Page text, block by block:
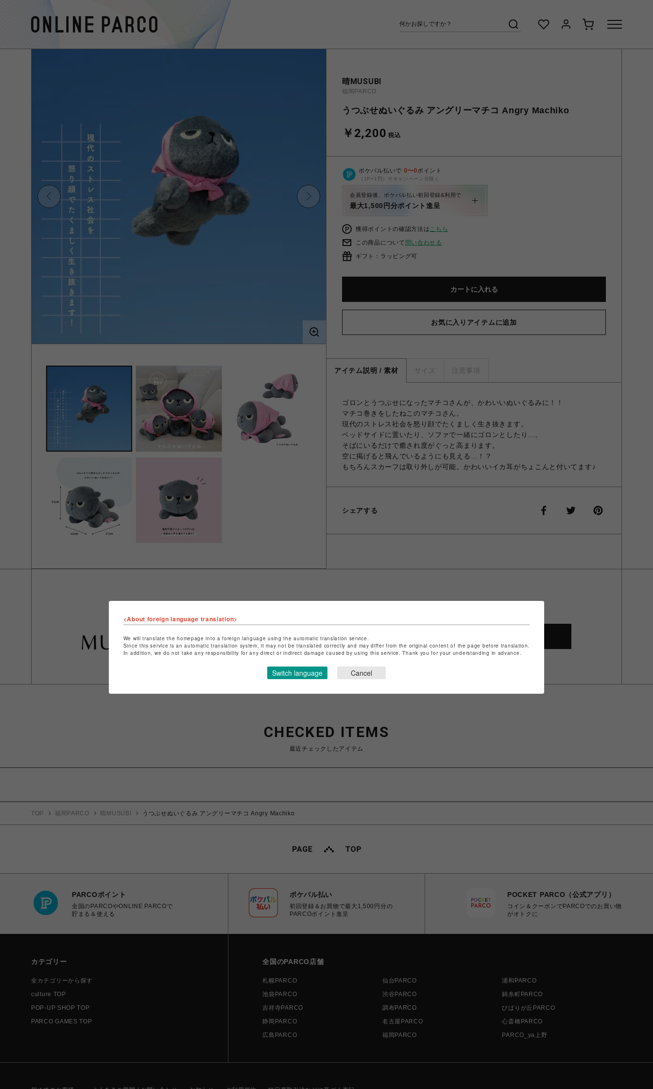
晴MUSUBI
福岡PARCO
うつぶせぬいぐるみ アングリーマチコ Angry Machiko
￥2,200 税込
ポケパル払いで 0〜0ポイント
（1P=1円）※キャンペーン分除く
会員登録後、ポケパル払い初回登録&利用で
最大1,500円分ポイント進呈
獲得ポイントの確認方法はこちら
この商品について 問い合わせる
ギフト：ラッピング可
カートに入れる
お気に入りアイテムに追加
アイテム説明 / 素材 サイズ 注意事項
ゴロンとうつぶせになったマチコさんが、かわいいぬいぐるみに！！
マチコ巻きをしたねこのマチコさん。
現代のストレス社会を怒り顔でたくましく生き抜きます。
ベッドサイドに置いたり、ソファで一緒にゴロンとしたり…。
そばにいるだけで癒され度がぐっと高まります。
空に掲げると飛んでいるようにも見える…！？
もちろんスカーフは取り外しが可能。かわいいイカ耳がちょこんと付いてます♪
シェアする
店舗名
福岡PARCO
特定商取引法など法令に基づく表記はこちら
CHECKED ITEMS
最近チェックしたアイテム
TOP 福岡PARCO 晴MUSUBI うつぶせぬいぐるみ アングリーマチコ Angry Machiko
PARCOポイント
全国のPARCOやONLINE PARCOで
貯まる＆使える
ポケパル払い
初回登録＆お買物で最大1,500円分の
PARCOポイント進呈
POCKET PARCO（公式アプリ）
コイン＆クーポンでPARCOでのお買い物
がオトクに
カテゴリー
全カテゴリーから探す
culture TOP
POP-UP SHOP TOP
PARCO GAMES TOP
全国のPARCO店舗
札幌PARCO 仙台PARCO
浦和PARCO
池袋PARCO
渋谷PARCO
錦糸町PARCO
吉祥寺PARCO
調布PARCO
ひばりが丘PARCO
静岡PARCO
名古屋PARCO
心斎橋PARCO
広島PARCO
福岡PARCO PARCO_ya上野
<About foreign language translation>
We will translate the homepage into a foreign language using the automatic translation service.
Since this service is an automatic translation system, it may not be translated correctly and may differ from the original content of the page before translation.
In addition, we do not take any responsibility for any direct or indirect damage caused by using this service. Thank you for your understanding in advance.
Switch language Cancel